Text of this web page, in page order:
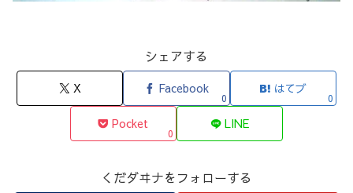
シェアする
X Facebook
0
はてブ
0
Pocket
0
LINE
くだダヰナをフォローする